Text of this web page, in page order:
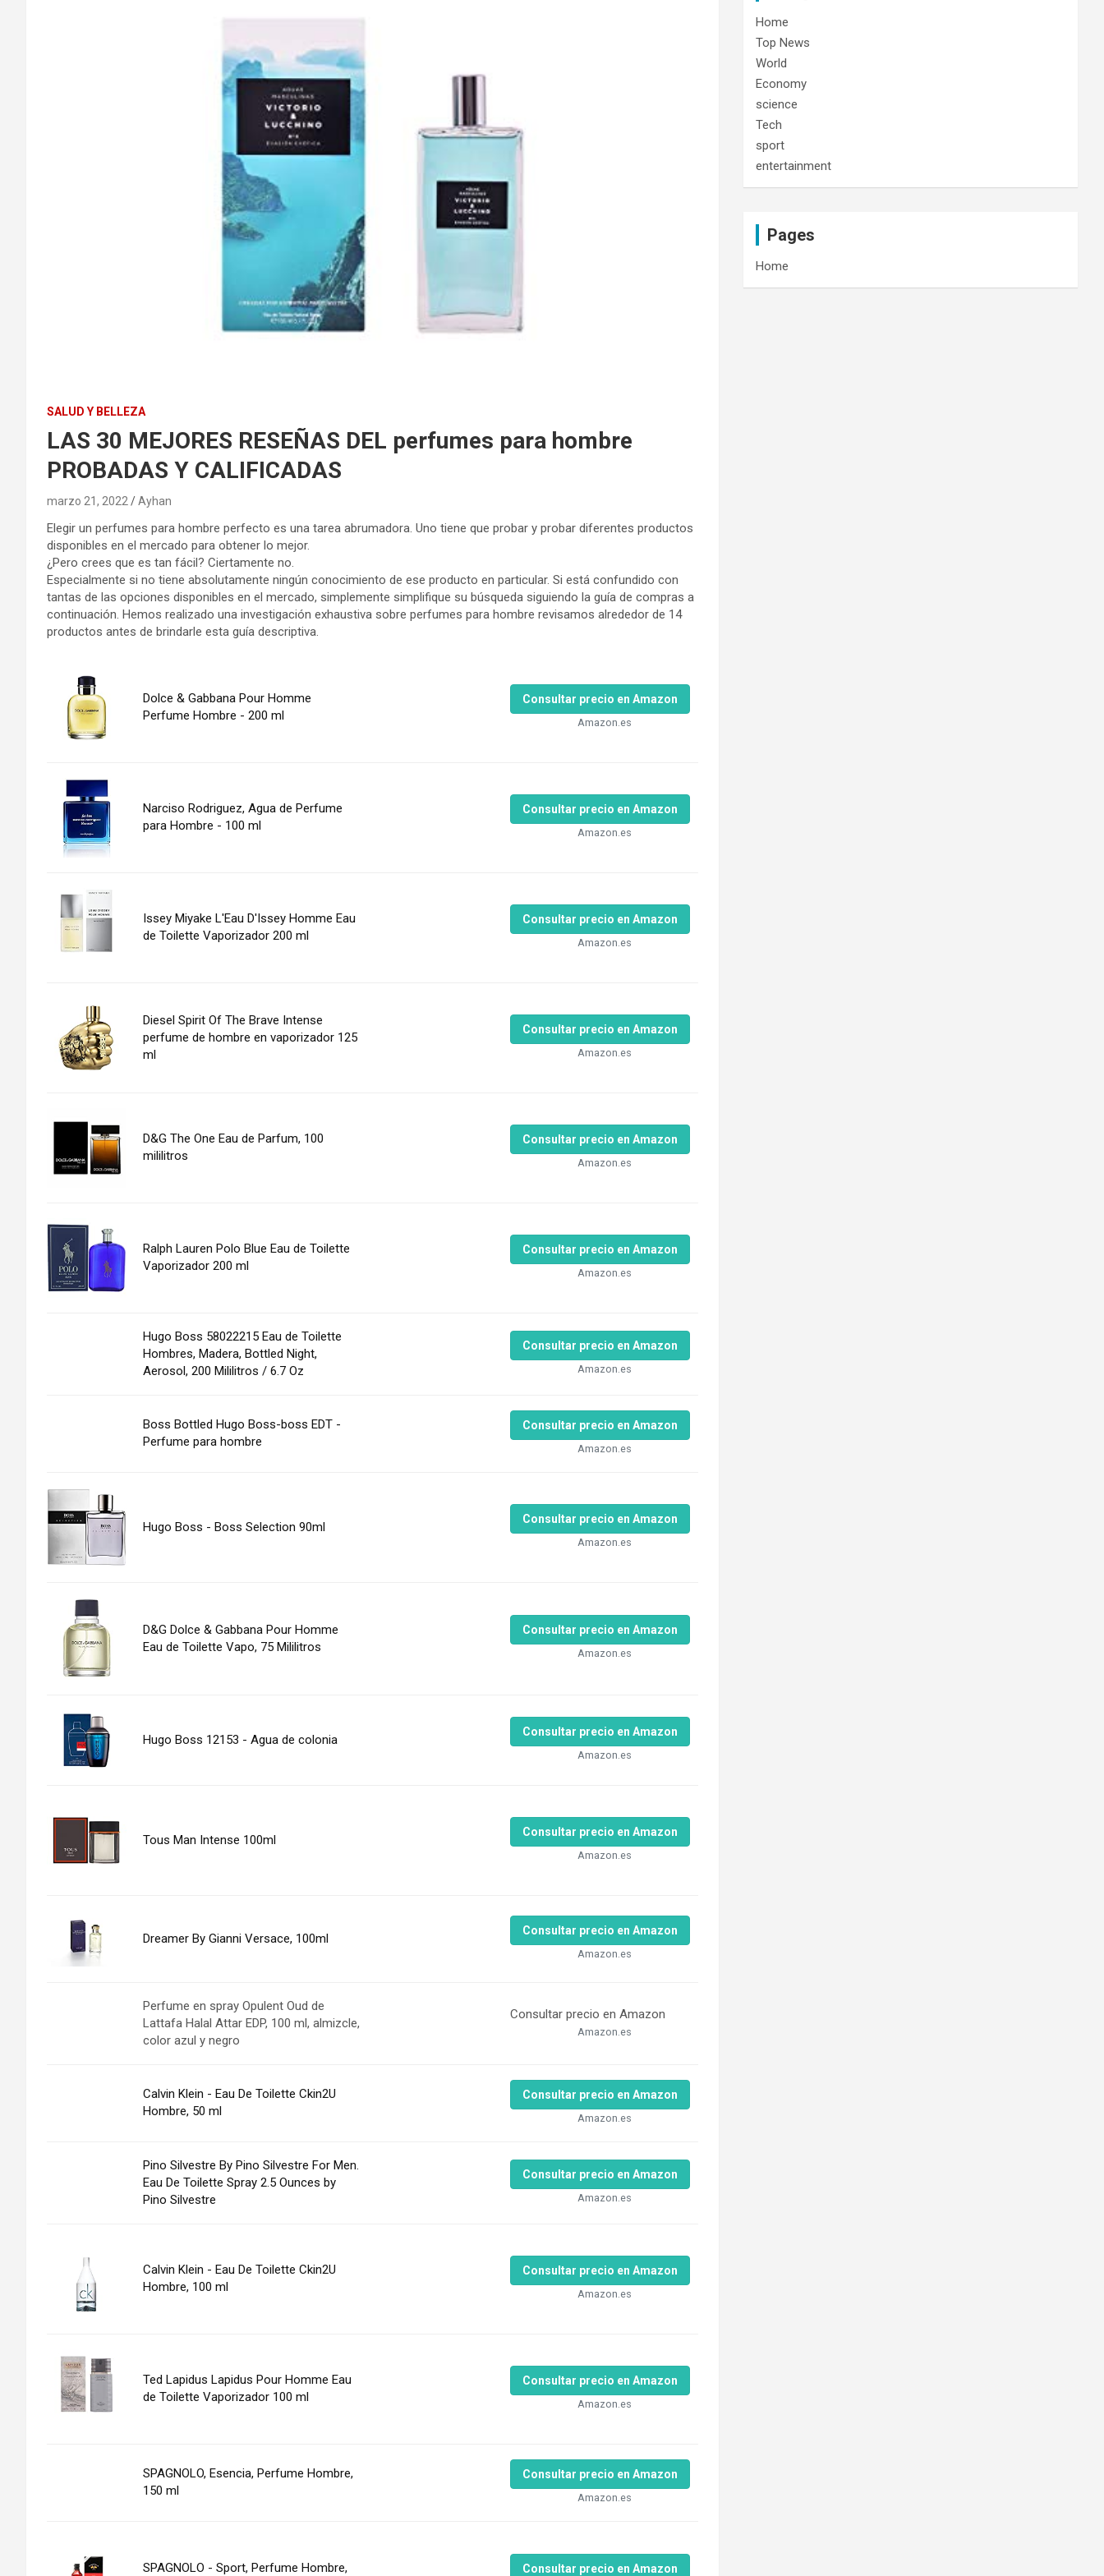
SALUD Y BELLEZA
LAS 30 MEJORES RESEÑAS DEL perfumes para hombre
PROBADAS Y CALIFICADAS
marzo 21, 2022 Ayhan
Elegir un perfumes para hombre perfecto es una tarea abrumadora. Uno tiene que probar y probar diferentes productos
disponibles en el mercado para obtener lo mejor.
¿Pero crees que es tan fácil? Ciertamente no.
Especialmente si no tiene absolutamente ningún conocimiento de ese producto en particular. Si está confundido con
tantas de las opciones disponibles en el mercado, simplemente simplifique su búsqueda siguiendo la guía de compras a
continuación. Hemos realizado una investigación exhaustiva sobre perfumes para hombre revisamos alrededor de 14
productos antes de brindarle esta guía descriptiva.
Dolce & Gabbana Pour Homme
Perfume Hombre - 200 ml
Consultar precio en Amazon
Amazon.es
Narciso Rodriguez, Agua de Perfume
para Hombre - 100 ml
Consultar precio en Amazon
Amazon.es
Issey Miyake L'Eau D'Issey Homme Eau
de Toilette Vaporizador 200 ml
Consultar precio en Amazon
Amazon.es
Diesel Spirit Of The Brave Intense
perfume de hombre en vaporizador 125
ml
Consultar precio en Amazon
Amazon.es
D&G The One Eau de Parfum, 100
mililitros
Consultar precio en Amazon
Amazon.es
Ralph Lauren Polo Blue Eau de Toilette
Vaporizador 200 ml
Consultar precio en Amazon
Amazon.es
Hugo Boss 58022215 Eau de Toilette
Hombres, Madera, Bottled Night,
Aerosol, 200 Mililitros / 6.7 Oz
Consultar precio en Amazon
Amazon.es
Boss Bottled Hugo Boss-boss EDT -
Perfume para hombre
Consultar precio en Amazon
Amazon.es
Hugo Boss - Boss Selection 90ml
Consultar precio en Amazon
Amazon.es
D&G Dolce & Gabbana Pour Homme
Eau de Toilette Vapo, 75 Mililitros
Consultar precio en Amazon
Amazon.es
Hugo Boss 12153 - Agua de colonia
Consultar precio en Amazon
Amazon.es
Tous Man Intense 100ml
Consultar precio en Amazon
Amazon.es
Dreamer By Gianni Versace, 100ml
Consultar precio en Amazon
Amazon.es
Perfume en spray Opulent Oud de
Lattafa Halal Attar EDP, 100 ml, almizcle,
color azul y negro
Consultar precio en Amazon
Amazon.es
Calvin Klein - Eau De Toilette Ckin2U
Hombre, 50 ml
Consultar precio en Amazon
Amazon.es
Pino Silvestre By Pino Silvestre For Men.
Eau De Toilette Spray 2.5 Ounces by
Pino Silvestre
Consultar precio en Amazon
Amazon.es
Calvin Klein - Eau De Toilette Ckin2U
Hombre, 100 ml
Consultar precio en Amazon
Amazon.es
Ted Lapidus Lapidus Pour Homme Eau
de Toilette Vaporizador 100 ml
Consultar precio en Amazon
Amazon.es
SPAGNOLO, Esencia, Perfume Hombre,
150 ml
Consultar precio en Amazon
Amazon.es
SPAGNOLO - Sport, Perfume Hombre, Consultar precio en Amazon
Home
Top News
World
Economy
science
Tech
sport
entertainment
Pages
Home